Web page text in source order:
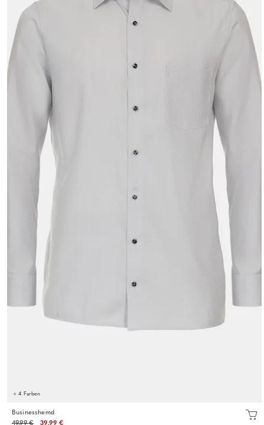
+ 4 Farben
Businesshemd
49.99 €
39.99 €